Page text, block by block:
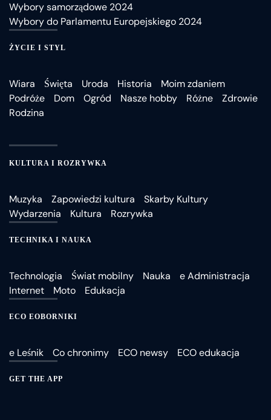
Wybory samorządowe 2024
Wybory do Parlamentu Europejskiego 2024
ŻYCIE I STYL
Wiara Święta Uroda Historia
Moim zdaniem
Podróże
Dom Ogród Nasze hobby Różne
Zdrowie
Rodzina
KULTURA I ROZRYWKA
Muzyka Zapowiedzi kultura
Skarby Kultury
Wydarzenia
Kultura Rozrywka
TECHNIKA I NAUKA
Technologia Świat mobilny Nauka
e Administracja
Internet
Moto Edukacja
ECO EOBORNIKI
e Leśnik Co chronimy ECO newsy ECO edukacja
GET THE APP